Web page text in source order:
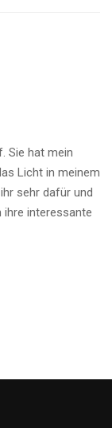
Sie hat mein
Licht in meinem
sehr dafür und
ihre interessante